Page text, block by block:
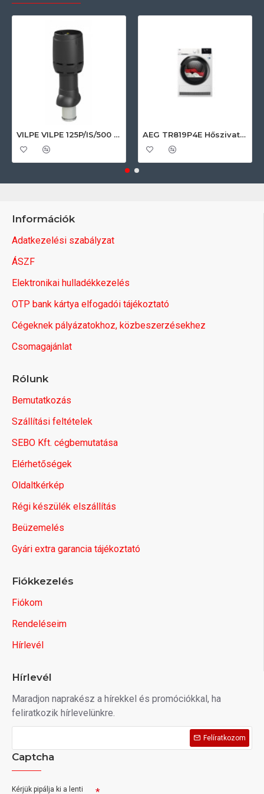
VILPE VILPE 125P/IS/500 FLOW tetőszellőző, fekete Szellőztető ventilátor tartozékok AEG TR819P4E Hőszivattyús szárítógép
Információk
Adatkezelési szabályzat
ÁSZF
Elektronikai hulladékkezelés
OTP bank kártya elfogadói tájékoztató
Cégeknek pályázatokhoz, közbeszerzésekhez
Csomagajánlat
Rólunk
Bemutatkozás
Szállítási feltételek
SEBO Kft. cégbemutatása
Elérhetőségek
Oldaltkérkép
Régi készülék elszállítás
Beüzemelés
Gyári extra garancia tájékoztató
Fiókkezelés
Fiókom
Rendeléseim
Hírlevél
Hírlevél
Maradjon naprakész a hírekkel és promóciókkal, ha
feliratkozik hírlevelünkre.
Felíratkozom
Captcha
Kérjük pipálja ki a lenti